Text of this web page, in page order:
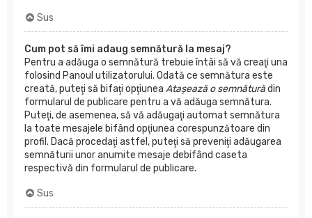
Sus
Cum pot să îmi adaug semnătură la mesaj?
Pentru a adăuga o semnătură trebuie întâi să vă creaţi una
folosind Panoul utilizatorului. Odată ce semnătura este
creată, puteţi să bifaţi opţiunea Ataşează o semnăturădin
formularul de publicare pentru a vă adăuga semnătura.
Puteţi, de asemenea, să vă adăugaţi automat semnătura
la toate mesajele bifând opţiunea corespunzătoare din
profil. Dacă procedaţi astfel, puteţi să preveniţi adăugarea
semnăturii unor anumite mesaje debifând caseta
respectivă din formularul de publicare.
Sus